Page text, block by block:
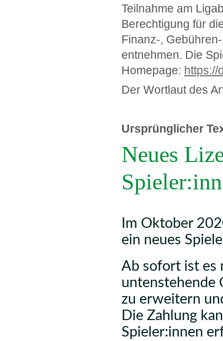
Teilnahme am
Berechtigung für
Finanz-,
entnehmen. Die
Homepage: https://
Der Wortlaut des
Ursprünglicher
Neues
Im Oktober
ein neues
Ab sofort ist es
untenstehende
zu erweitern
Die Zahlung
Spieler:innen